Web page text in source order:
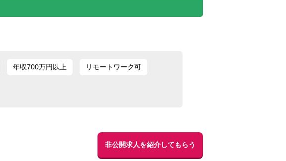
WEB面接完全ガイド事業会社
事業会社
東海
年収700万円以上 リモートワーク可
非公開求人を紹介してもらう